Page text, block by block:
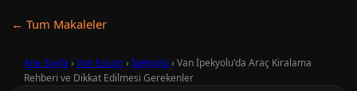
← Tum Makaleler
Ana Sayfa › Van Escort› İpekyolu› Van İpekyolu'da Araç Kiralama
Rehberi ve Dikkat Edilmesi Gerekenler